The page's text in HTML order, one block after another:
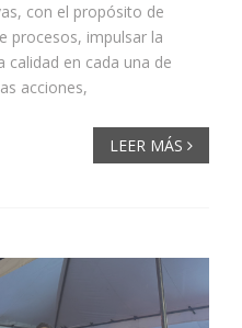
con el propósito de
procesos, impulsar la
en cada una de
acciones,
LEER MÁS